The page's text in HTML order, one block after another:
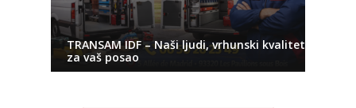
TRANSAM IDF – Naši ljudi, vrhunski kvalitet
za vaš posao